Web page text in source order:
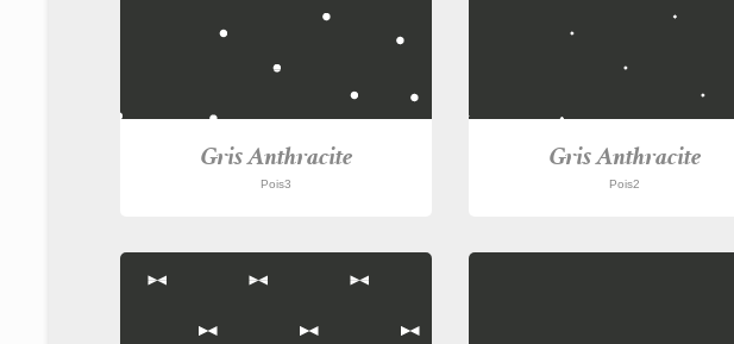
Gris Anthracite
Pois3
Gris Anthracite
Pois2